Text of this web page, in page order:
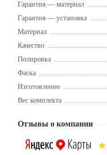
Гарантия — материал
Гарантия — установка
Материал
Качество
Полировка
Фаска
Изготовление
Вес комплекта
Отзывы о компании